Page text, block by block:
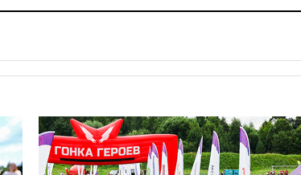
аэропорту Лейпцига —
09:18В Ярославской области
отражена самая
массированная атака БПЛА